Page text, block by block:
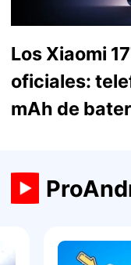
Los Xiaomi
oficiales:
mAh de